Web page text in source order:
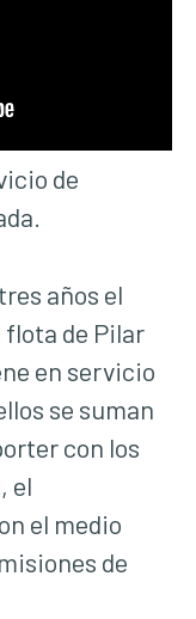
de
años el
de Pilar
en servicio
se suman
con los
el
el medio
de